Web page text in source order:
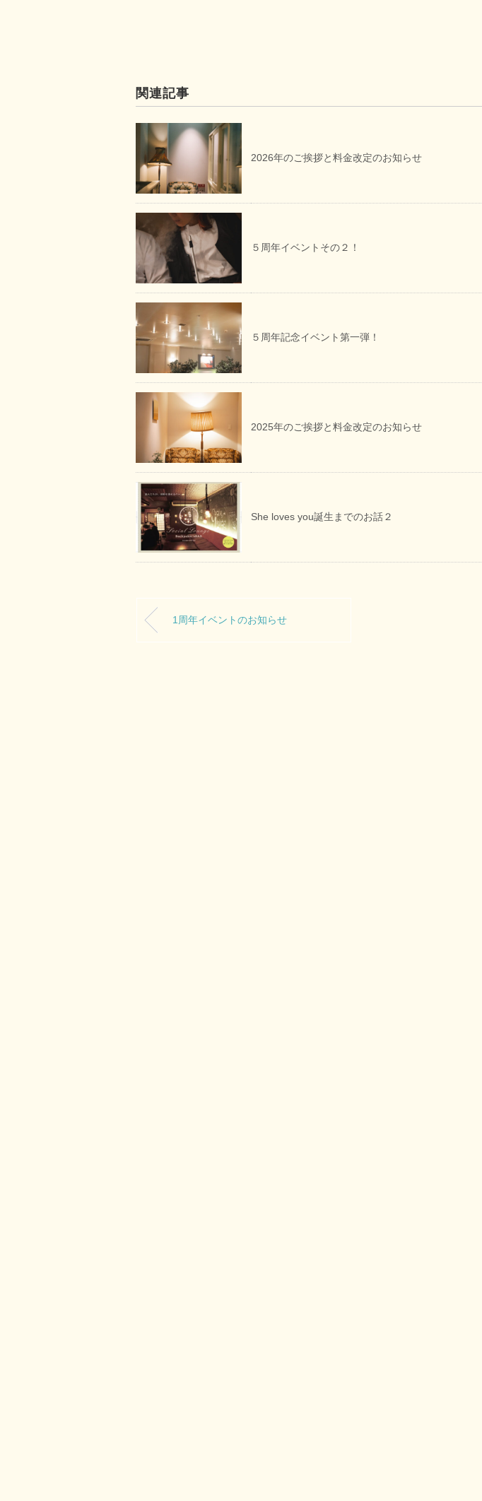
関連記事
2026年のご挨拶と料金改定のお知らせ
５周年イベントその２！
５周年記念イベント第一弾！
2025年のご挨拶と料金改定のお知らせ
She loves you誕生までのお話２
1周年イベントのお知らせ